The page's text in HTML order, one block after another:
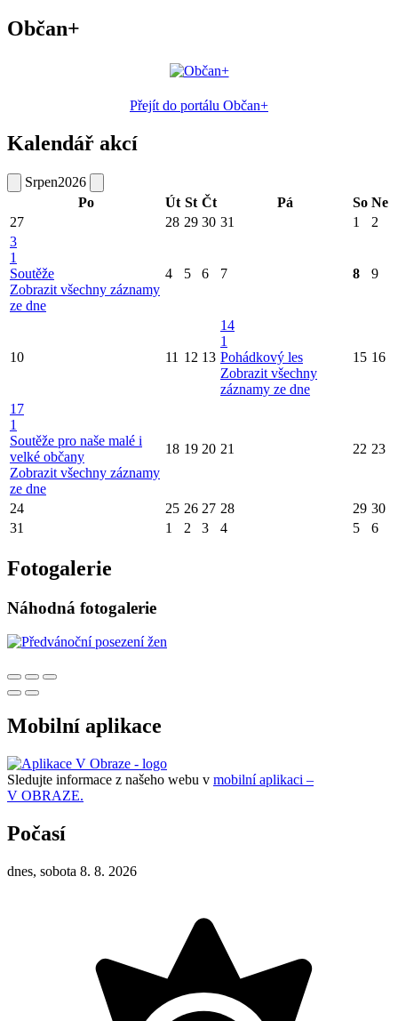
Občan+
Přejít do portálu Občan+
Kalendář akcí
Srpen2026
Po
Út St Čt Pá So Ne
27
28 29 30 31 1
2
3
1
Soutěže
Zobrazit všechny záznamy
ze dne
4 5 6 7 8 9
10 11 12 13
14
1
Pohádkový les
Zobrazit všechny
záznamy ze dne
15 16
17
1
Soutěže pro naše malé i
velké občany
Zobrazit všechny záznamy
ze dne
18 19 20 21 22 23
24 25 26 27 28 29 30
31
1 2 3 4 5 6
Fotogalerie
Náhodná fotogalerie
Mobilní aplikace
Sledujte informace z našeho webu v mobilní aplikaci –
V OBRAZE.
Počasí
dnes, sobota 8. 8. 2026